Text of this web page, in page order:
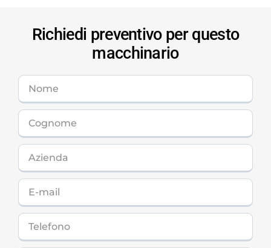
Richiedi preventivo per questo
macchinario